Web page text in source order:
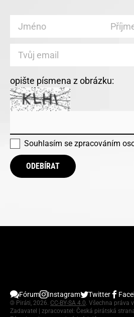
opište písmena z obrázku:
Souhlasím se zpracováním
ODEBÍRAT
Fórum Instagram Twitter
© Piráti, 2026. CC-BY-SA 4.0. Všechna práva
Zadavatel | zpracovatel: Česká pirátská